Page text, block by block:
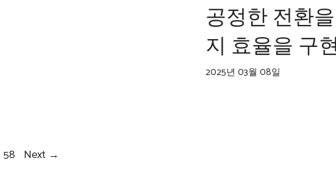
공정한 전환
지 효율을 구
2025년 03월 08일
Page
58 Next →